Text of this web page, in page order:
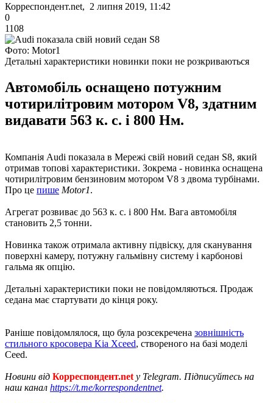
Корреспондент.net, 2 липня 2019, 11:42
0
1108
Фото: Motor1
Детальні характеристики новинки поки не розкриваються
Автомобіль оснащено потужним
чотирилітровим мотором V8, здатним
видавати 563 к. с. і 800 Нм.
Компанія Audi показала в Мережі свій новий седан S8, який
отримав топові характеристики. Зокрема - новинка оснащена
чотирилітровим бензиновим мотором V8 з двома турбінами.
Про це пише Motor1.
Агрегат розвиває до 563 к. с. і 800 Нм. Вага автомобіля
становить 2,5 тонни.
Новинка також отримала активну підвіску, для сканування
поверхні камеру, потужну гальмівну систему і карбонові
гальма як опцію.
Детальні характеристики поки не повідомляються. Продаж
седана має стартувати до кінця року.
Раніше повідомлялося, що була розсекречена зовнішність
стильного кросовера Kia Xceed, створеного на базі моделі
Ceed.
Новини від Корреспондент.net у Telegram. Підписуйтесь на
наш канал https://t.me/korrespondentnet.